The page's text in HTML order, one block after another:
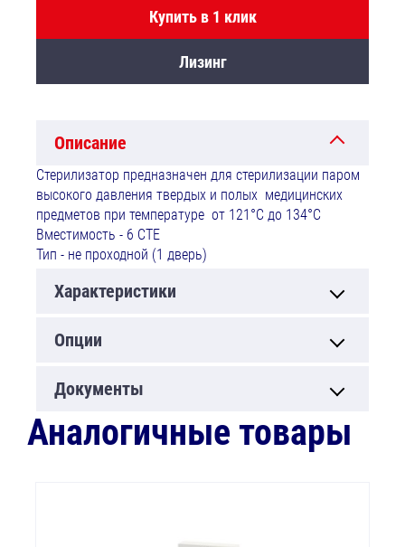
Купить в 1 клик
Лизинг
Описание
Стерилизатор предназначен для стерилизации паром
высокого давления твердых и полых медицинских
предметов при температуре от 121°С до 134°С
Вместимость - 6 СТЕ
Тип - не проходной (1 дверь)
Характеристики
Опции
Документы
Аналогичные товары